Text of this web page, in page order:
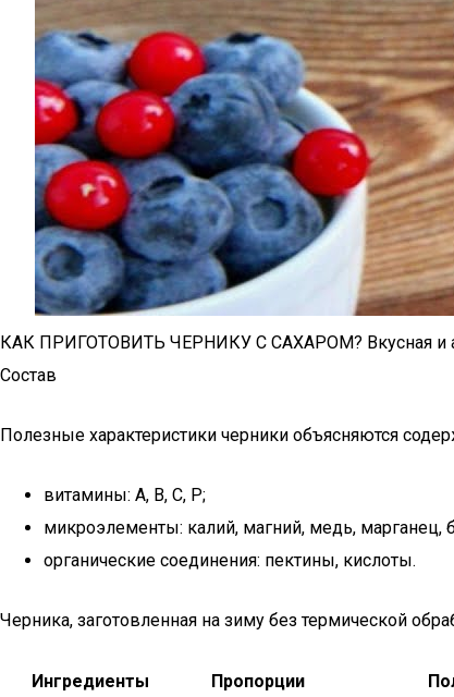
КАК ПРИГОТОВИТЬ ЧЕРНИКУ С САХАРОМ? Вкусная и
Состав
Полезные характеристики черники объясняются
витамины: A, B, C, P;
микроэлементы: калий, магний, медь, марганец,
органические соединения: пектины, кислоты.
Черника, заготовленная на зиму без термической
Ингредиенты Пропорции